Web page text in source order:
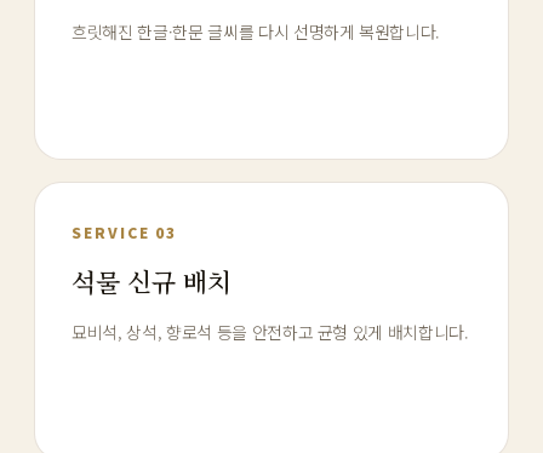
흐릿해진 한글·한문 글씨를 다시 선명하게 복원합니다.
SERVICE 03
석물 신규 배치
묘비석, 상석, 향로석 등을 안전하고 균형 있게 배치합니다.